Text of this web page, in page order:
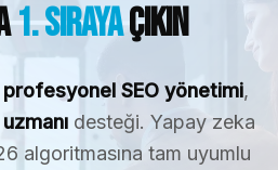
1. SırayaÇıkın
profesyonel SEO yönetimi,
desteği. Yapay zeka
algoritmasına tam uyumlu